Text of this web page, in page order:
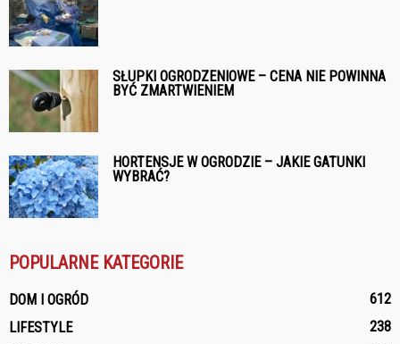
SŁUPKI OGRODZENIOWE – CENA NIE POWINNA
BYĆ ZMARTWIENIEM
HORTENSJE W OGRODZIE – JAKIE GATUNKI
WYBRAĆ?
POPULARNE KATEGORIE
DOM I OGRÓD
612
LIFESTYLE
238